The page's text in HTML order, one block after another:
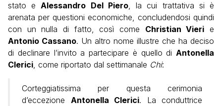
stato eAlessandro Del Piero, la cui trattativa si è
arenata per questioni economiche, concludendosi quindi
con un nulla di fatto, così come Christian Vieri e
Antonio Cassano. Un altro nome illustre che ha deciso
di declinare l’invito a partecipare è quello di Antonella
Clerici, come riportato dal settimanale Chi:
Corteggiatissima per questa cerimonia
d’eccezione Antonella Clerici. La conduttrice